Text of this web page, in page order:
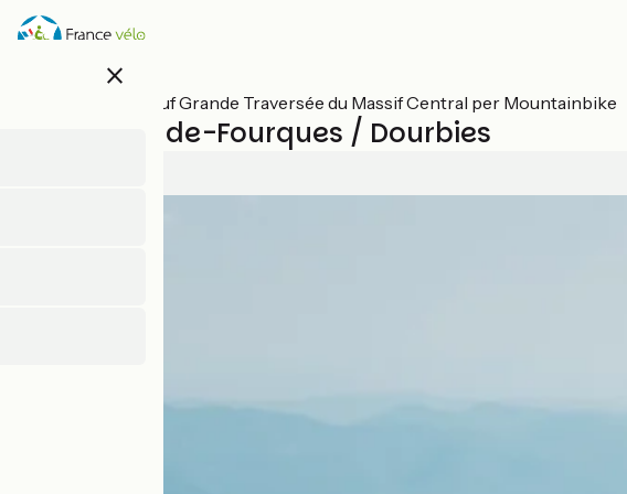
Direkt
zum
close
Alle Etappen auf Grande Traversée du Massif Central per Mountainbike
Fraissinet-de-Fourques / Dourbies